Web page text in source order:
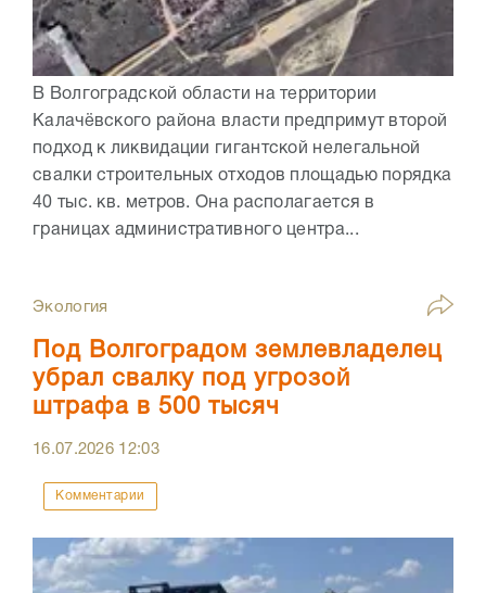
В Волгоградской области на территории
Калачёвского района власти предпримут второй
подход к ликвидации гигантской нелегальной
свалки строительных отходов площадью порядка
40 тыс. кв. метров. Она располагается в
границах административного центра...
Экология
Под Волгоградом землевладелец
убрал свалку под угрозой
штрафа в 500 тысяч
16.07.2026 12:03
Комментарии